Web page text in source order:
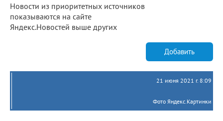
Новости из приоритетных источников
показываются на сайте
Яндекс.Новостей выше других
Добавить
21 июня 2021 г. 8:09
Фото Яндекс.Картинки